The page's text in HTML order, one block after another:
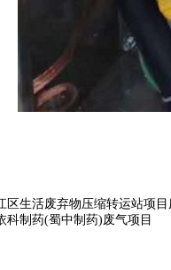
区生活废弃物压缩转运站项目
科制药(蜀中制药)废气项目